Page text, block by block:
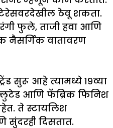
टेरेसवरदेखील ठेवू शकता.
फुले, ताजी हवा आणि
वातावरण
सुरू आहे त्यामध्ये १९व्या
आणि फॅब्रिक फिनिश
ते स्टायलिश
दिसतात.